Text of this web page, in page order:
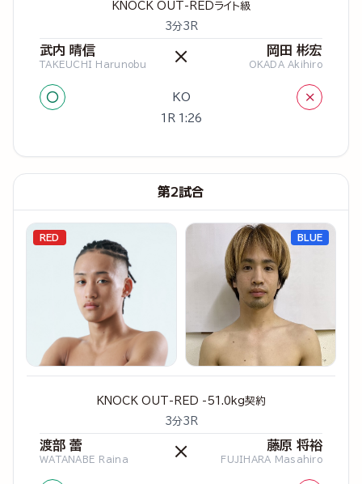
KNOCK OUT-REDライト級
3分3R
武内 晴信
TAKEUCHI Harunobu × 岡田 彬宏
OKADA Akihiro
○ KO ×
1R 1:26
第2試合
RED
KNOCK OUT-RED -51.0kg契約
3分3R
渡部 蕾
WATANABE Raina × 藤原 将裕
FUJIHARA Masahiro
BLUE